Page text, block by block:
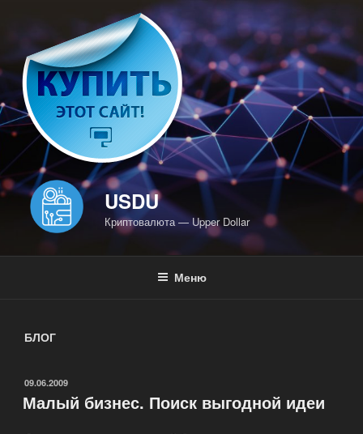
содержимому
USDU
Криптовалюта — Upper Dollar
Меню
БЛОГ
ОПУБЛИКОВАНО
09.06.2009
Малый бизнес. Поиск выгодной идеи